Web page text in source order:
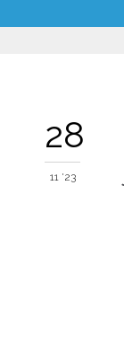
28
11 '23